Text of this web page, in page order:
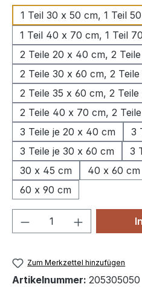
1 Teil 30 x 50 cm, 1 Teil
1 Teil 40 x 70 cm, 1 Teil
2 Teile 20 x 40 cm, 2
2 Teile 30 x 60 cm, 2
2 Teile 35 x 60 cm, 2
2 Teile 40 x 70 cm, 2
3 Teile je 20 x 40 cm
3
3 Teile je 30 x 60 cm
3
30 x 45 cm
40 x 60 cm
60 x 90 cm
Produkt Anzahl:
Zum Merkzettel hinzufügen
Artikelnummer: 205305050